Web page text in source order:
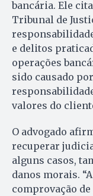
bancária. Ele
Tribunal de
e delitos
operações
sido causado
valores do
O advogado
recuperar
alguns casos,
danos morais.
comprovação